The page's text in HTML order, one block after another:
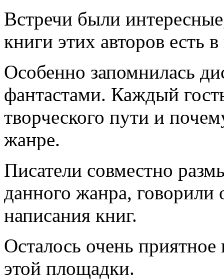
Встречи были
книги этих авторов есть
Особенно запомнилась
фантастами. Каждый
творческого пути и
жанре.
Писатели совместно
данного жанра, говорили
написания книг.
Осталось очень
этой площадки.